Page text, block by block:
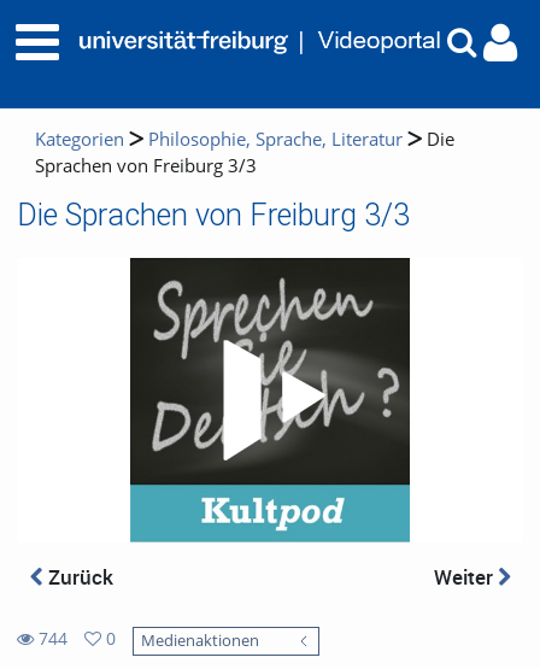
Kategorien Philosophie, Sprache, Literatur
Die
Sprachen von Freiburg 3/3
Die Sprachen von Freiburg 3/3
Zurück Weiter
744
0
Medienaktionen